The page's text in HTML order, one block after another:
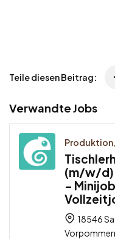
Teile diesen Beitrag:
Verwandte Jobs
(m/w/d)
–
18546